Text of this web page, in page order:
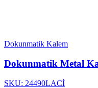
Dokunmatik Kalem
Dokunmatik Metal
SKU: 24490LACİ